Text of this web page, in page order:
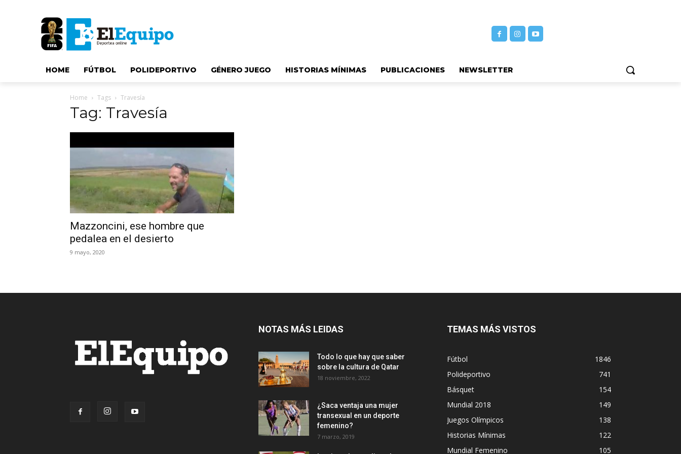
HOME FÚTBOL POLIDEPORTIVO GÉNERO JUEGO HISTORIAS MÍNIMAS PUBLICACIONES NEWSLETTER
Home Tags Travesía
Tag: Travesía
Mazzoncini, ese hombre que
pedalea en el desierto
9 mayo, 2020
NOTAS MÁS LEIDAS
Todo lo que hay que saber
sobre la cultura de Qatar
18 noviembre, 2022
¿Saca ventaja una mujer
transexual en un deporte
femenino?
7 marzo, 2019
TEMAS MÁS VISTOS
Fútbol
1846
Polideportivo
741
Básquet
154
Mundial 2018
149
Juegos Olímpicos
138
Historias Mínimas
122
Mundial Femenino
105